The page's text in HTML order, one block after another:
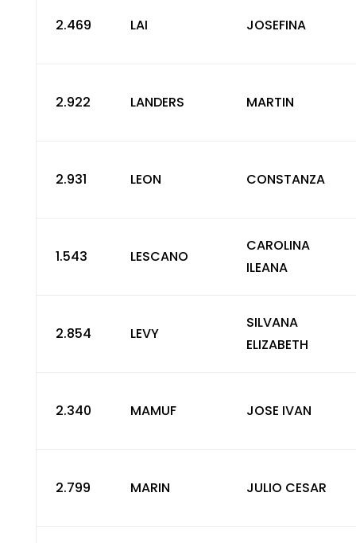
2.469 LAI JOSEFINA
2.922 LANDERS MARTIN
2.931 LEON CONSTANZA
1.543 LESCANO
CAROLINA
ILEANA
2.854 LEVY
SILVANA
ELIZABETH
2.340 MAMUF JOSE IVAN
2.799 MARIN JULIO CESAR